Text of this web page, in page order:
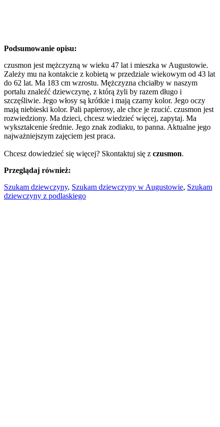
Podsumowanie opisu:
czusmon jest mężczyzną w wieku 47 lat i mieszka w Augustowie.
Zależy mu na kontakcie z kobietą w przedziale wiekowym od 43 lat
do 62 lat. Ma 183 cm wzrostu. Mężczyzna chciałby w naszym
portalu znaleźć dziewczynę, z którą żyli by razem długo i
szczęśliwie. Jego włosy są krótkie i mają czarny kolor. Jego oczy
mają niebieski kolor. Pali papierosy, ale chce je rzucić. czusmon jest
rozwiedziony. Ma dzieci, chcesz wiedzieć więcej, zapytaj. Ma
wykształcenie średnie. Jego znak zodiaku, to panna. Aktualne jego
najważniejszym zajęciem jest praca.
Chcesz dowiedzieć się więcej? Skontaktuj się z czusmon.
Przeglądaj również:
Szukam dziewczyny, Szukam dziewczyny w Augustowie, Szukam
dziewczyny z podlaskiego